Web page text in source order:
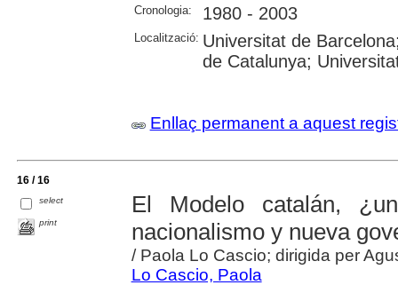
Cronologia: 1980 - 2003
Localització: Universitat de
de Catalunya;
Enllaç permanent a aquest
16 / 16
select
print
El Modelo catalán,
nacionalismo y nueva
/ Paola Lo Cascio; dirigida per
Lo Cascio, Paola